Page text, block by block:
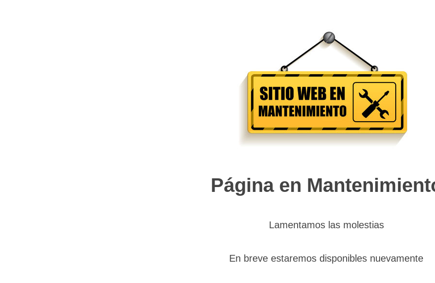
Página en
Lamentamos las molestias
En breve estaremos disponibles nuevamente